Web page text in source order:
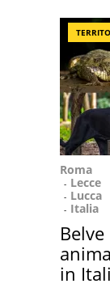
Roma
Lecce
Lucca
Italia
in